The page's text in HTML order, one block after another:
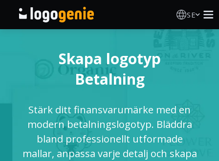
SE
AI logotypgenerator
Tryckta produkter
Om Oss
Skapa logotyp
Betalning
Stärk ditt finansvarumärke med en
modern betalningslogotyp. Bläddra
bland professionellt utformade
mallar, anpassa varje detalj och skapa